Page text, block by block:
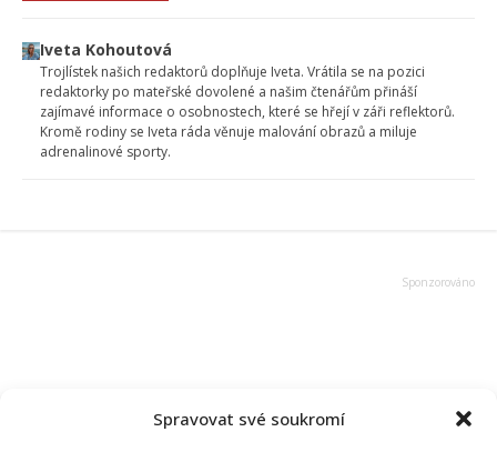
Spravovat své soukromí
Iveta Kohoutová
Trojlístek našich redaktorů doplňuje Iveta. Vrátila se na pozici
redaktorky po mateřské dovolené a našim čtenářům přináší
zajímavé informace o osobnostech, které se hřejí v záři reflektorů.
Kromě rodiny se Iveta ráda věnuje malování obrazů a miluje
adrenalinové sporty.